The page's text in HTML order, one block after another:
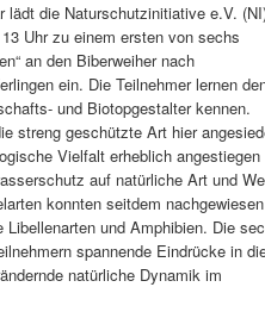
lädt die Naturschutzinitiative e.V.
Uhr zu einem ersten von sechs
an den Biberweiher nach
ein. Die Teilnehmer lernen
und Biotopgestalter kennen.
streng geschützte Art hier
Vielfalt erheblich angestiegen
auf natürliche Art und
konnten seitdem nachgewiesen
und Amphibien. Die
spannende Eindrücke in
natürliche Dynamik im